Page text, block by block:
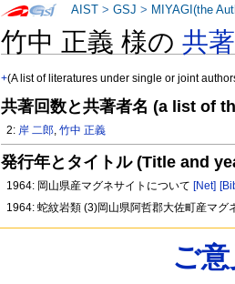
竹中 正義 様の共
+(A list of literatures under single or joint
共著回数と共著者名 (a list of
2: 岸 二郎,竹中 正義
発行年とタイトル (Title and
1964: 岡山県産マグネサイトについて [Net]
1964: 蛇紋岩類 (3)岡山県阿哲郡大佐町産マグ
AIST >GSJ > MIYAGI(the
ご